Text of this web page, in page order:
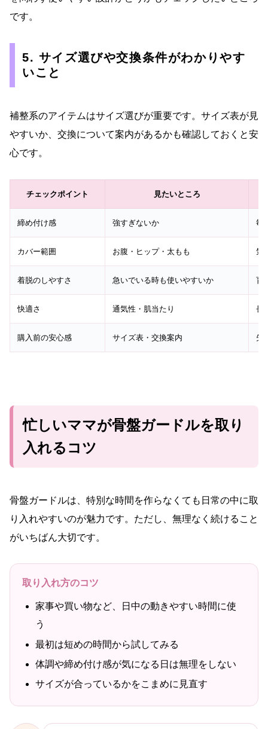
です。
5. サイズ選びや交換条件がわかりやす
いこと
補整系のアイテムはサイズ選びが重要です。サイズ表が見
やすいか、交換について案内があるかも確認しておくと安
心です。
チェックポイント 見たいところ
締め付け感 強すぎないか 毎
カバー範囲 お腹・ヒップ・太もも 気
着脱のしやすさ 急いでいる時も使いやすいか 育
快適さ 通気性・肌当たり 長
購入前の安心感 サイズ表・交換案内 失
忙しいママが骨盤ガードルを取り
入れるコツ
骨盤ガードルは、特別な時間を作らなくても日常の中に取
り入れやすいのが魅力です。ただし、無理なく続けること
がいちばん大切です。
取り入れ方のコツ
家事や買い物など、日中の動きやすい時間に使
う
最初は短めの時間から試してみる
体調や締め付け感が気になる日は無理をしない
サイズが合っているかをこまめに見直す